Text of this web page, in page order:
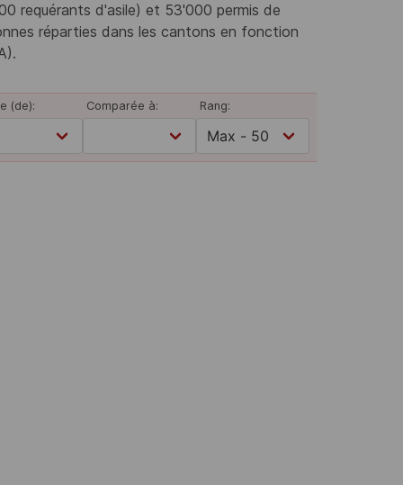
requérants d'asile) et 53'000 permis de
réparties dans les cantons en fonction
(de): Comparée à: Rang: